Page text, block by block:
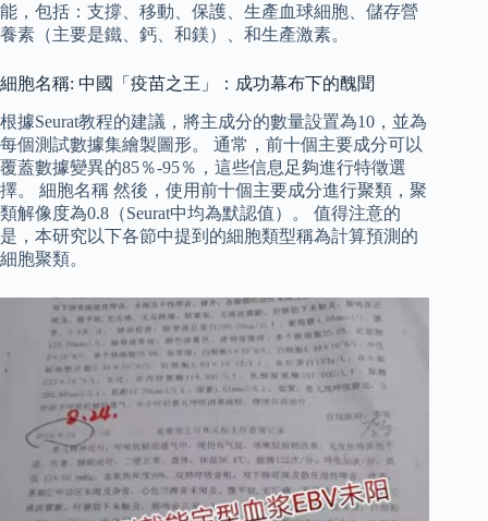
能，包括：支撐、移動、保護、生產血球細胞、儲存營
養素（主要是鐵、鈣、和鎂）、和生產激素。
細胞名稱: 中國「疫苗之王」：成功幕布下的醜聞
根據Seurat教程的建議，將主成分的數量設置為10，並為
每個測試數據集繪製圖形。 通常，前十個主要成分可以
覆蓋數據變異的85％-95％，這些信息足夠進行特徵選
擇。 細胞名稱 然後，使用前十個主要成分進行聚類，聚
類解像度為0.8（Seurat中均為默認值）。 值得注意的
是，本研究以下各節中提到的細胞類型稱為計算預測的
細胞聚類。